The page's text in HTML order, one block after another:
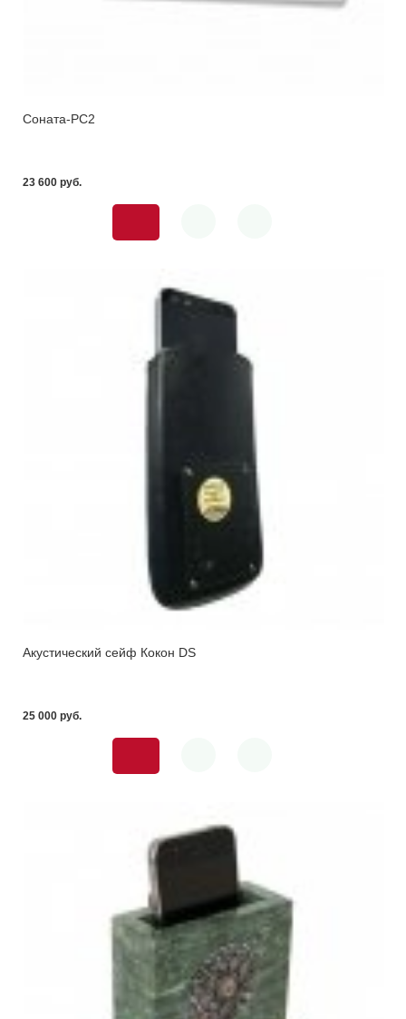
Соната-РС2
23 600 pуб.
Акустический сейф Кокон DS
25 000 pуб.